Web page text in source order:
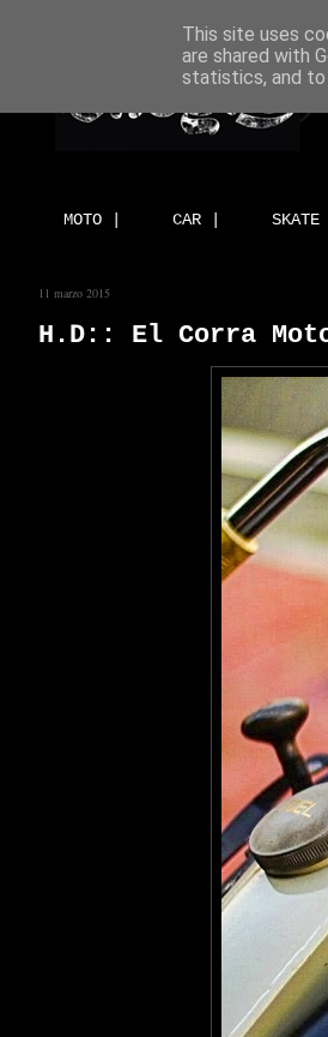
MOTO | CAR | SKATE |
11 marzo 2015
H.D:: El Corra
This site uses
are shared with
statistics, and